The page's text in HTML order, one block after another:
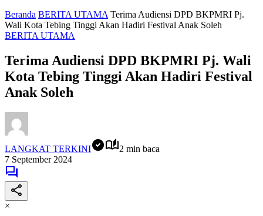
Beranda BERITA UTAMA Terima Audiensi DPD BKPMRI Pj.
Wali Kota Tebing Tinggi Akan Hadiri Festival Anak Soleh
BERITA UTAMA
Terima Audiensi DPD BKPMRI Pj. Wali
Kota Tebing Tinggi Akan Hadiri Festival
Anak Soleh
LANGKAT TERKINI
2 min baca
7 September 2024
×